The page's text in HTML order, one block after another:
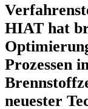
HIAT hat
Prozessen
neuester